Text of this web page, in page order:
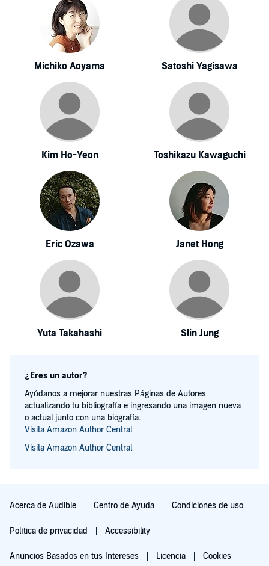
Michiko Aoyama Satoshi Yagisawa
Kim Ho-Yeon Toshikazu Kawaguchi
Eric Ozawa Janet Hong
Yuta Takahashi Slin Jung
¿Eres un autor?
Ayúdanos a mejorar nuestras Páginas de Autores
actualizando tu bibliografía e ingresando una imagen nueva
o actual junto con una biografía.
Visita Amazon Author Central
Visita Amazon Author Central
Acerca de Audible Centro de Ayuda Condiciones de uso
Política de privacidad Accessibility
Anuncios Basados en tus Intereses Licencia Cookies